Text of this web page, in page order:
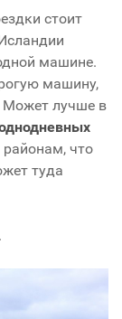
стоит
машине.
машину,
Может лучше в
районам, что
туда